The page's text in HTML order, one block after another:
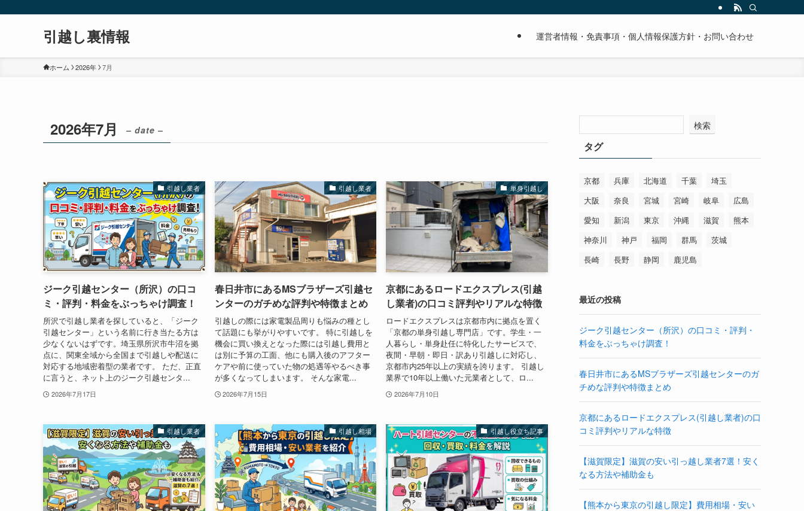
引越し裏情報 運営者情報・免責事項・個人情報保護方針・お問い合わせ
ホーム 2026年 7月
2026年7月 – date –
引越し業者
ジーク引越センター（所沢）の口コ
ミ・評判・料金をぶっちゃけ調査！
所沢で引越し業者を探していると、「ジーク
引越センター」という名前に行き当たる方は
少なくないはずです。埼玉県所沢市牛沼を拠
点に、関東全域から全国まで引越しや配送に
対応する地域密着型の業者です。 ただ、正直
に言うと、ネット上のジーク引越センタ...
2026年7月17日
引越し業者
春日井市にあるMSブラザーズ引越セ
ンターのガチめな評判や特徴まとめ
引越しの際には家電製品周りも悩みの種とし
て話題にも挙がりやすいです。 特に引越しを
機会に買い換えとなった際には引越し費用と
は別に予算の工面、他にも購入後のアフター
ケアや前に使っていた物の処遇等やるべき事
が多くなってしまいます。 そんな家電...
2026年7月15日
単身引越し
京都にあるロードエクスプレス(引越
し業者)の口コミ評判やリアルな特徴
ロードエクスプレスは京都市内に拠点を置く
「京都の単身引越し専門店」です。学生・一
人暮らし・単身赴任に特化したサービスで、
夜間・早朝・即日・訳あり引越しに対応し、
京都市内25年以上の実績を誇ります。 引越し
業界で10年以上働いた元業者として、ロ...
2026年7月10日
引越し業者 引越し相場 引越し役立ち記事
検索
タグ
京都 兵庫 北海道 千葉
埼玉
大阪
奈良 宮城 宮崎 岐阜
広島
愛知
新潟 東京 沖縄 滋賀
熊本
神奈川
神戸 福岡 群馬
茨城
長崎
長野 静岡 鹿児島
最近の投稿
ジーク引越センター（所沢）の口コミ・評判・
料金をぶっちゃけ調査！
春日井市にあるMSブラザーズ引越センターのガ
チめな評判や特徴まとめ
京都にあるロードエクスプレス(引越し業者)の口
コミ評判やリアルな特徴
【滋賀限定】滋賀の安い引っ越し業者7選！安く
なる方法や補助金も
【熊本から東京の引越し限定】費用相場・安い